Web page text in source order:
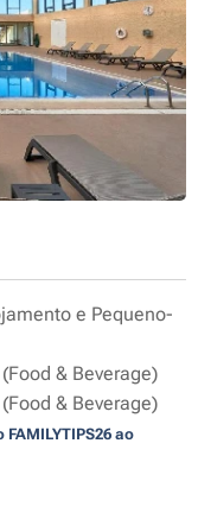
e Pequeno-
& Beverage)
& Beverage)
ao